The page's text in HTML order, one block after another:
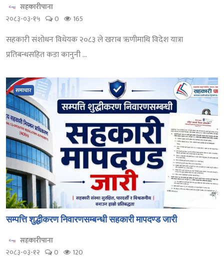
सहकारीपाना
२०८३-०३-१५
0 165
सहकारी संशोधन विधेयक २०८३ ले खराब ऋणीमाथि विदेश यात्रा
प्रतिबन्धसहित कडा कानुनी ...
समाचार
सम्पत्ति शुद्धीकरण निवारणसम्बन्धी सहकारी मापदण्ड जारी
सहकारीपाना
२०८३-०३-१२
0 120